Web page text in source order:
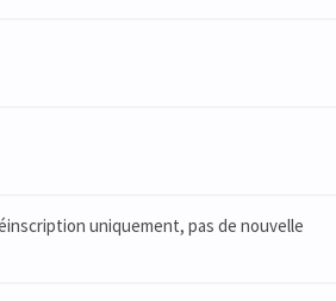
uniquement, pas de nouvelle